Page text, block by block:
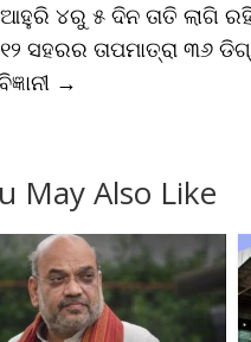
d
l
y
୪ରୁ ୫ ଦିନ ତାତି ଲାଗି
ସହରର ତାପମାତ୍ରା ୩୬
→
May Also Like